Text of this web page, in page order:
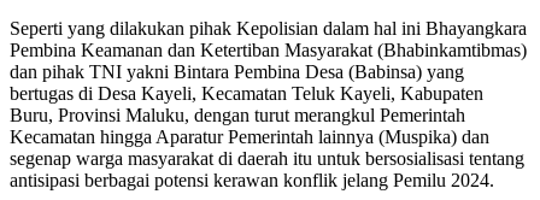
Seperti yang dilakukan pihak Kepolisian dalam hal ini Bhayangkara
Pembina Keamanan dan Ketertiban Masyarakat (Bhabinkamtibmas)
dan pihak TNI yakni Bintara Pembina Desa (Babinsa) yang
bertugas di Desa Kayeli, Kecamatan Teluk Kayeli, Kabupaten
Buru, Provinsi Maluku, dengan turut merangkul Pemerintah
Kecamatan hingga Aparatur Pemerintah lainnya (Muspika) dan
segenap warga masyarakat di daerah itu untuk bersosialisasi tentang
antisipasi berbagai potensi kerawan konflik jelang Pemilu 2024.